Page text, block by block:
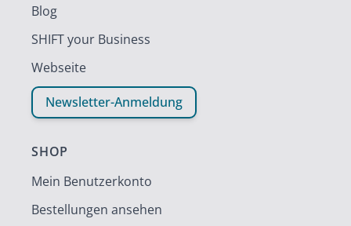
Blog
SHIFT your Business
Webseite
Newsletter-Anmeldung
SHOP
Mein Benutzerkonto
Bestellungen ansehen